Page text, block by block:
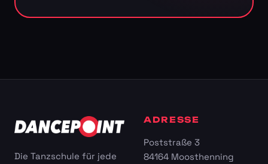
Die Tanzschule für jede
ADRESSE
Poststraße 3
84164 Moosthenning